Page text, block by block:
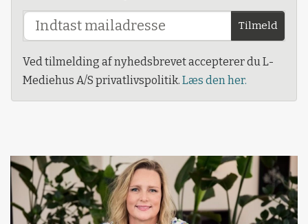
Tilmeld
Ved tilmelding af nyhedsbrevet accepterer du L-
Mediehus A/S privatlivspolitik. Læs den her.